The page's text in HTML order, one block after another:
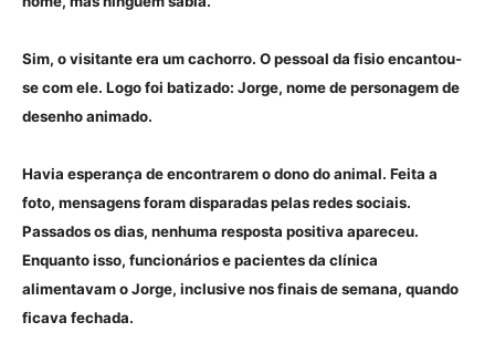
Sim, o visitante era um cachorro. O pessoal da fisio encantou-
se com ele. Logo foi batizado: Jorge, nome de personagem de
desenho animado.
Havia esperança de encontrarem o dono do animal. Feita a
foto, mensagens foram disparadas pelas redes sociais.
Passados os dias, nenhuma resposta positiva apareceu.
Enquanto isso, funcionários e pacientes da clínica
alimentavam o Jorge, inclusive nos finais de semana, quando
ficava fechada.